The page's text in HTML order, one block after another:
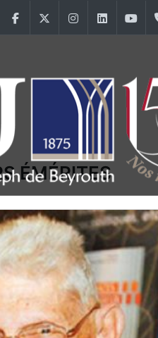
FacebookTwitter InstagramLinkedIn
ÉMÉRITES